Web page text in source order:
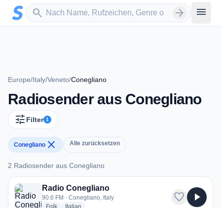
Zum Hauptinhalt springen
search
Sender suchen arrow_forward menu
Europe/Italy/Veneto/Conegliano
Radiosender aus Conegliano
tune Filter 1
Conegliano close Alle zurücksetzen
2 Radiosender aus Conegliano
2 Radiosender aus Conegliano
Radio Conegliano
90.6 FM · Conegliano, Italy
Folkradio stations
Italian
favorite play_arrow